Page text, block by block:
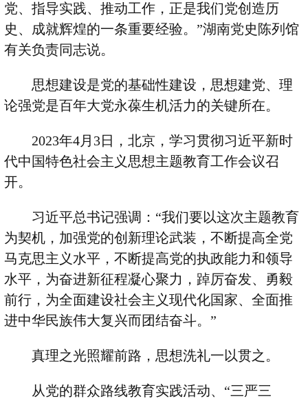
党、指导实践、推动工作，正是我们党创造历
史、成就辉煌的一条重要经验。 ”湖南党史陈列馆
有关负责同志说。
思想建设是党的基础性建设，思想建党、理
论强党是百年大党永葆生机活力的关键所在。
2023年4月 3日，北京，学习贯彻习近平新时
代中国特色社会主义思想主题教育工作会议召
开。
习近平总书记强调： “我们要以这次主题教育
为契机，加强党的创新理论武装，不断提高全党
马克思主义水平，不断提高党的执政能力和领导
水平，为奋进新征程凝心聚力，踔厉奋发、勇毅
前行，为全面建设社会主义现代化国家、全面推
进中华民族伟大复兴而团结奋斗。 ”
真理之光照耀前路，思想洗礼一以贯之。
从党的群众路线教育实践活动、 “三严三